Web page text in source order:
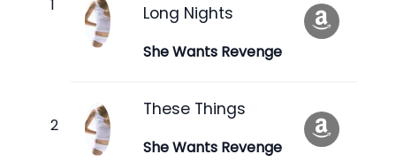
Long Nights
She Wants Revenge
These Things
She Wants Revenge